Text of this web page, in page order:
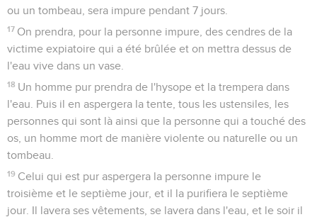
ou un tombeau, sera impure pendant 7 jours.
17 On prendra, pour la personne impure, des cendres de la
victime expiatoire qui a été brûlée et on mettra dessus de
l'eau vive dans un vase.
18 Un homme pur prendra de l'hysope et la trempera dans
l'eau. Puis il en aspergera la tente, tous les ustensiles, les
personnes qui sont là ainsi que la personne qui a touché des
os, un homme mort de manière violente ou naturelle ou un
tombeau.
19 Celui qui est pur aspergera la personne impure le
troisième et le septième jour, et il la purifiera le septième
jour. Il lavera ses vêtements, se lavera dans l'eau, et le soir il